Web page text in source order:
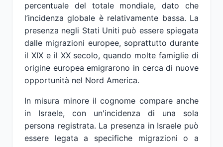
percentuale del totale mondiale, dato che
l’incidenza globale è relativamente bassa. La
presenza negli Stati Uniti può essere spiegata
dalle migrazioni europee, soprattutto durante
il XIX e il XX secolo, quando molte famiglie di
origine europea emigrarono in cerca di nuove
opportunità nel Nord America.
In misura minore il cognome compare anche
in Israele, con un'incidenza di una sola
persona registrata. La presenza in Israele può
essere legata a specifiche migrazioni o a